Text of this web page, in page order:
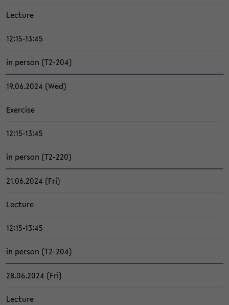
Lec­tu­re
12:15-13:45
in per­son (T2-​204)
19.06.2024 (Wed)
Ex­er­ci­se
12:15-13:45
in per­son (T2-​220)
21.06.2024 (Fri)
Lec­tu­re
12:15-13:45
in per­son (T2-​204)
28.06.2024 (Fri)
Lec­tu­re